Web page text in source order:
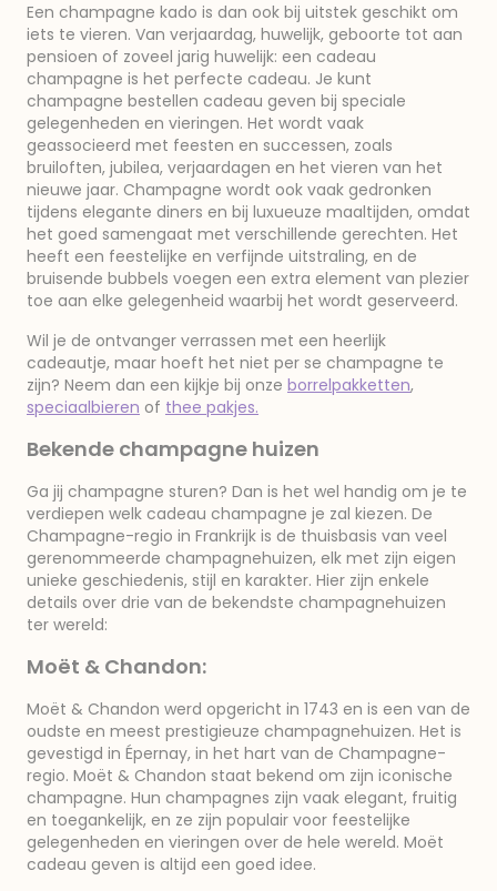
Een champagne kado is dan ook bij uitstek geschikt om
iets te vieren. Van verjaardag, huwelijk, geboorte tot aan
pensioen of zoveel jarig huwelijk: een cadeau
champagne is het perfecte cadeau. Je kunt
champagne bestellen cadeau geven bij speciale
gelegenheden en vieringen. Het wordt vaak
geassocieerd met feesten en successen, zoals
bruiloften, jubilea, verjaardagen en het vieren van het
nieuwe jaar. Champagne wordt ook vaak gedronken
tijdens elegante diners en bij luxueuze maaltijden, omdat
het goed samengaat met verschillende gerechten. Het
heeft een feestelijke en verfijnde uitstraling, en de
bruisende bubbels voegen een extra element van plezier
toe aan elke gelegenheid waarbij het wordt geserveerd.
Wil je de ontvanger verrassen met een heerlijk
cadeautje, maar hoeft het niet per se champagne te
zijn? Neem dan een kijkje bij onze borrelpakketten,
speciaalbieren of thee pakjes.
Bekende champagne huizen
Ga jij champagne sturen? Dan is het wel handig om je te
verdiepen welk cadeau champagne je zal kiezen. De
Champagne-regio in Frankrijk is de thuisbasis van veel
gerenommeerde champagnehuizen, elk met zijn eigen
unieke geschiedenis, stijl en karakter. Hier zijn enkele
details over drie van de bekendste champagnehuizen
ter wereld:
Moët & Chandon:
Moët & Chandon werd opgericht in 1743 en is een van de
oudste en meest prestigieuze champagnehuizen. Het is
gevestigd in Épernay, in het hart van de Champagne-
regio. Moët & Chandon staat bekend om zijn iconische
champagne. Hun champagnes zijn vaak elegant, fruitig
en toegankelijk, en ze zijn populair voor feestelijke
gelegenheden en vieringen over de hele wereld. Moët
cadeau geven is altijd een goed idee.